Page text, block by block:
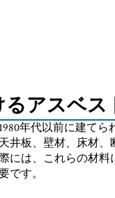
アスベス
年代以前に建て
井板、壁材、床材
には、これらの材
です。